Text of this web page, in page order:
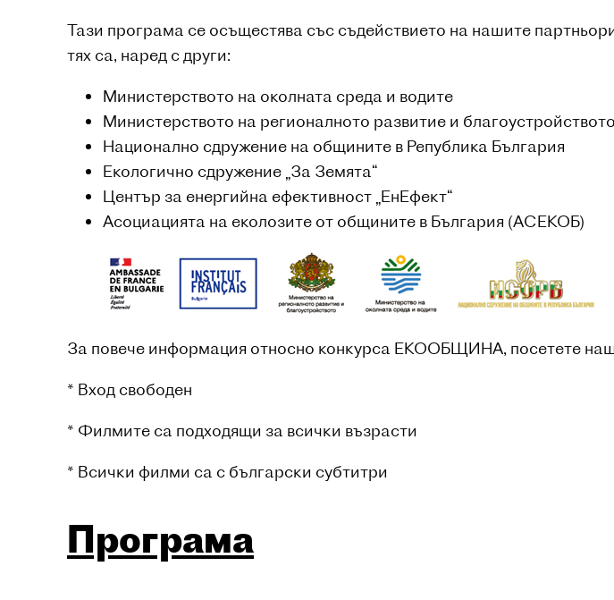
Тази програма се осъщестява със съдействието на нашите
тях са, наред с други:
Министерството на околната среда и водите
Министерството на регионалното развитие и благоустройството
Национално сдружение на общините в Република България
Екологично сдружение „За Земята“
Център за енергийна ефективност „ЕнЕфект“
Асоциацията на еколозите от общините в България (АСЕКОБ)
За повече информация относно конкурса ЕКООБЩИНА, посетете
* Вход свободен
* Филмите са подходящи за всички възрасти
* Всички филми са с български субтитри
Програма